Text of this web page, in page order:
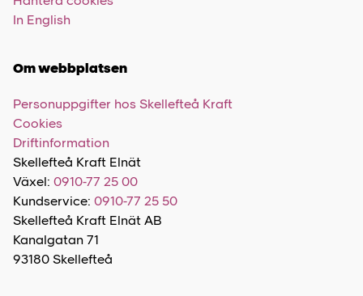
In English
Om webbplatsen
Personuppgifter hos Skellefteå Kraft
Cookies
Driftinformation
Skellefteå Kraft Elnät
Växel: 0910-77 25 00
Kundservice: 0910-77 25 50
Skellefteå Kraft Elnät AB
Kanalgatan 71
93180 Skellefteå